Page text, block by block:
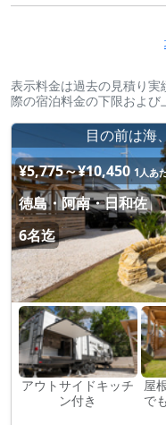
表示料金は過去の見積り
際の宿泊料金の下限および
目の前は海
¥5,775～¥10,450 1人あ
徳島・阿南・日和佐
6名迄
アウトサイドキッチ
ン付き
屋
で